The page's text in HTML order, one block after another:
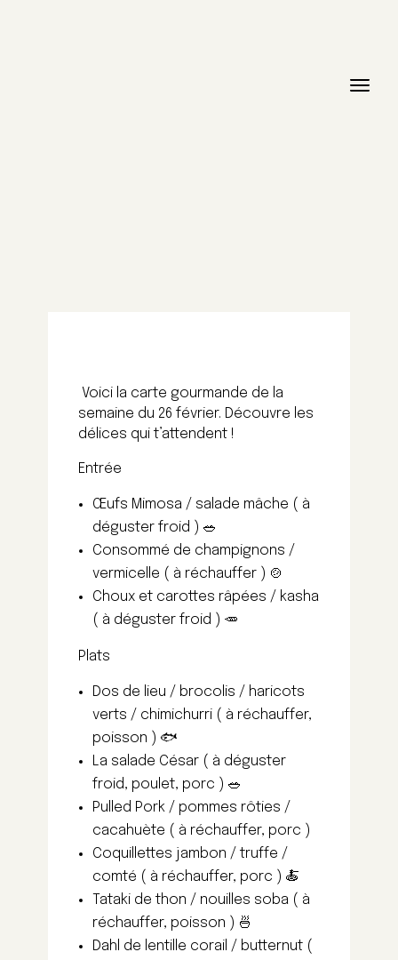
Voici la carte gourmande de la
semaine du 26 février. Découvre les
délices qui t’attendent !
Entrée
Œufs Mimosa / salade mâche ( à
déguster froid ) 🥗
Consommé de champignons /
vermicelle ( à réchauffer ) 🍲
Choux et carottes râpées / kasha
( à déguster froid ) 🥕
Plats
Dos de lieu / brocolis / haricots
verts / chimichurri ( à réchauffer,
poisson ) 🐟
La salade César ( à déguster
froid, poulet, porc ) 🥗
Pulled Pork / pommes rôties /
cacahuète ( à réchauffer, porc )
Coquillettes jambon / truffe /
comté ( à réchauffer, porc ) 🍝
Tataki de thon / nouilles soba ( à
réchauffer, poisson ) 🍜
Dahl de lentille corail / butternut (